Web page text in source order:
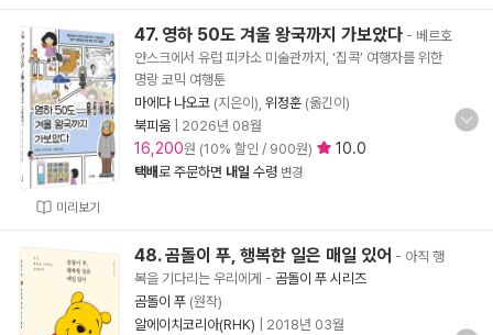
미리보기
47. 영하 50도 겨울 왕국까지 가보았다 - 베르호
얀스크에서 유럽 피카소 미술관까지, ‘집콕’ 여행자를 위한
명랑 코믹 여행툰
마에다 나오코 (지은이), 위정훈 (옮긴이)
북피움
2026년 08월
16,200원 (10% 할인 / 900원) 10.0
택배로 주문하면 내일 수령 변경
48. 곰돌이 푸, 행복한 일은 매일 있어 - 아직 행
복을 기다리는 우리에게 - 곰돌이 푸 시리즈
곰돌이 푸 (원작)
알에이치코리아(RHK)
2018년 03월